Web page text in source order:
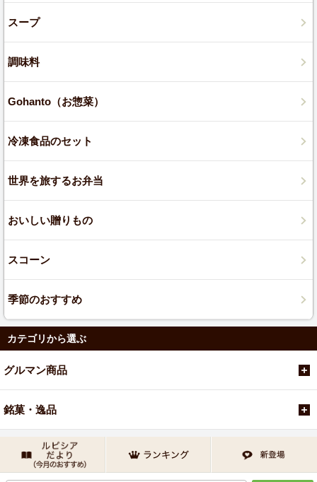
スープ
調味料
Gohanto（お惣菜）
冷凍食品のセット
世界を旅するお弁当
おいしい贈りもの
スコーン
季節のおすすめ
カテゴリから選ぶ
グルマン商品
銘菓・逸品